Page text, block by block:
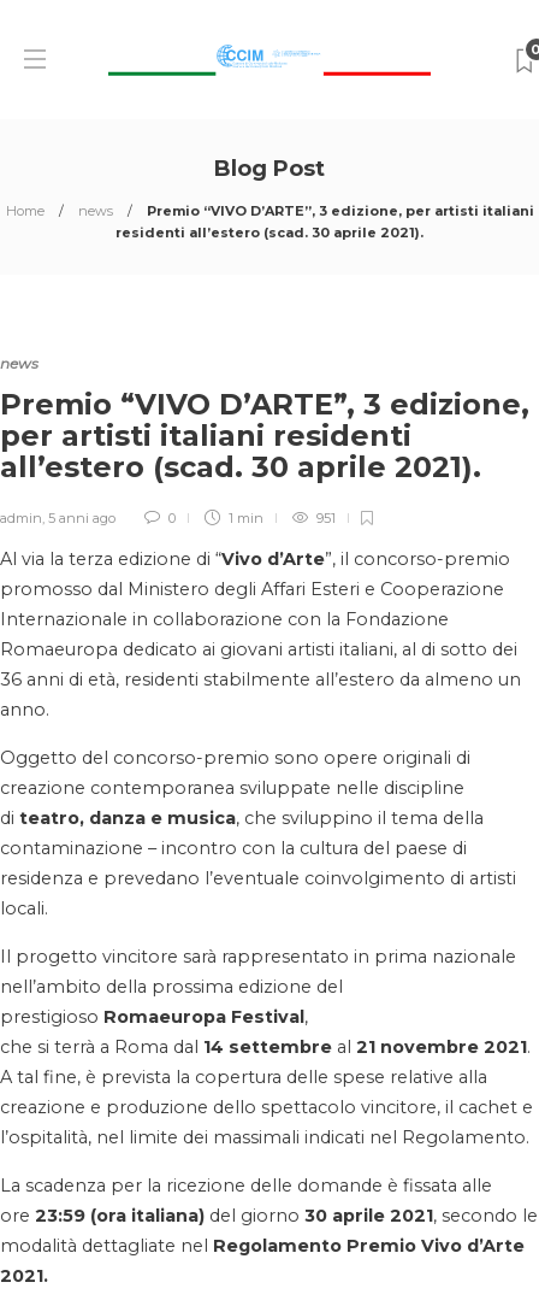
Blog Post
Home news
Premio “VIVO D’ARTE”, 3 edizione, per artisti italiani
residenti all’estero (scad. 30 aprile 2021).
news
Premio “VIVO D’ARTE”, 3 edizione,
per artisti italiani residenti
all’estero (scad. 30 aprile 2021).
admin, 5 anni ago 0 1 min 951
Al via la terza edizione di “Vivo d’Arte”, il concorso-premio
promosso dal Ministero degli Affari Esteri e Cooperazione
Internazionale in collaborazione con la Fondazione
Romaeuropa dedicato ai giovani artisti italiani, al di sotto dei
36 anni di età, residenti stabilmente all’estero da almeno un
anno.
Oggetto del concorso-premio sono opere originali di
creazione contemporanea sviluppate nelle discipline
di teatro, danza e musica, che sviluppino il tema della
contaminazione – incontro con la cultura del paese di
residenza e prevedano l’eventuale coinvolgimento di artisti
locali.
Il progetto vincitore sarà rappresentato in prima nazionale
nell’ambito della prossima edizione del
prestigioso Romaeuropa Festival,
che si terrà a Roma dal 14 settembre al 21 novembre 2021.
A tal fine, è prevista la copertura delle spese relative alla
creazione e produzione dello spettacolo vincitore, il cachet e
l’ospitalità, nel limite dei massimali indicati nel Regolamento.
La scadenza per la ricezione delle domande è fissata alle
ore 23:59 (ora italiana) del giorno 30 aprile 2021, secondo le
modalità dettagliate nel Regolamento Premio Vivo d’Arte
2021.